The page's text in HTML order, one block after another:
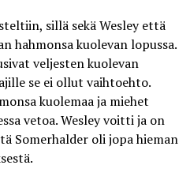
sillä sekä Wesley että
hahmonsa kuolevan lopussa.
veljesten kuolevan
se ei ollut vaihtoehto.
kuolemaa ja miehet
vetoa. Wesley voitti ja on
Somerhalder oli jopa hieman